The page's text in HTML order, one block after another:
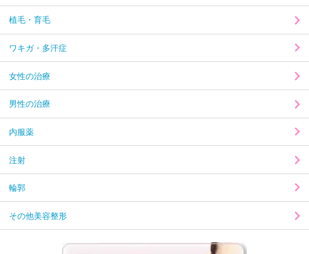
植毛・育毛
ワキガ・多汗症
女性の治療
男性の治療
内服薬
注射
輪郭
その他美容整形